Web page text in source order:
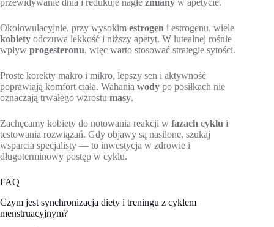
przewidywanie dnia i redukuje nagłe zmiany w apetycie.
Okołowulacyjnie, przy wysokim estrogen i estrogenu, wiele
kobiety odczuwa lekkość i niższy apetyt. W lutealnej rośnie
wpływ progesteronu, więc warto stosować strategie sytości.
Proste korekty makro i mikro, lepszy sen i aktywność
poprawiają komfort ciała. Wahania wody po posiłkach nie
oznaczają trwałego wzrostu masy.
Zachęcamy kobiety do notowania reakcji w fazach cyklu i
testowania rozwiązań. Gdy objawy są nasilone, szukaj
wsparcia specjalisty — to inwestycja w zdrowie i
długoterminowy postęp w cyklu.
FAQ
Czym jest synchronizacja diety i treningu z cyklem
menstruacyjnym?